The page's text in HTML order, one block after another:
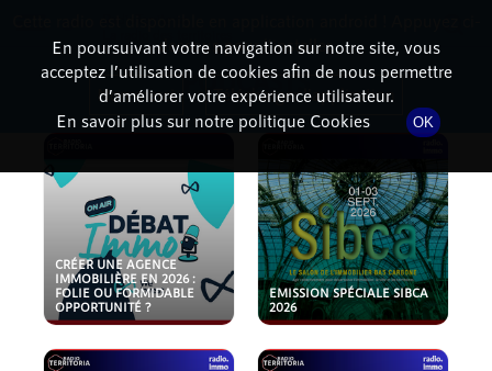
PODCASTS
CRÉER UNE AGENCE
IMMOBILIÈRE EN 2026 :
FOLIE OU FORMIDABLE
OPPORTUNITÉ ?
EMISSION SPÉCIALE SIBCA
2026
En poursuivant votre navigation sur notre site, vous
acceptez l’utilisation de cookies afin de nous permettre
d’améliorer votre expérience utilisateur.
En savoir plus sur notre politique Cookies
OK
dessous pour l'installer.
Non merci Télécharger l'application